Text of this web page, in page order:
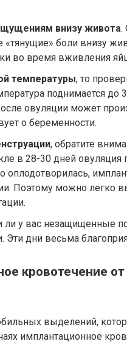
внизу живота.
боли внизу
во время вживления
температуры, то
поднимается до
овуляции может
о беременности.
, обратите
в 28-30 дней овуляция
оплодотворилась,
Поэтому можно легко
ли у вас незащищенные
Эти дни весьма
кровотечение
выделений,
имплантационное